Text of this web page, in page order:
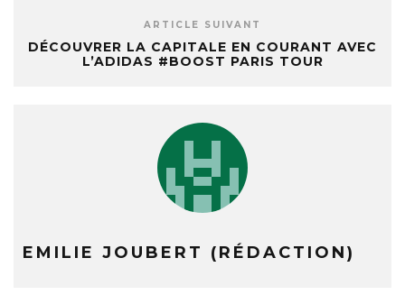
ARTICLE SUIVANT
DÉCOUVRER LA CAPITALE EN COURANT AVEC
L’ADIDAS #BOOST PARIS TOUR
EMILIE JOUBERT (RÉDACTION)